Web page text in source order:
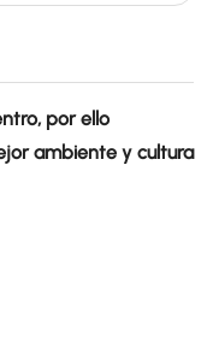
por ello
ambiente y cultura